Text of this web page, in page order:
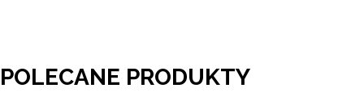
POLECANE PRODUKTY